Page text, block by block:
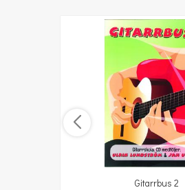
Gitarrbus 2